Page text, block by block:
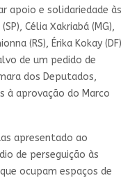
apoio e solidariedade às
Célia Xakriabá (MG),
(RS), Érika Kokay (DF)
de um pedido de
dos Deputados,
à aprovação do Marco
apresentado ao
de perseguição às
ocupam espaços de